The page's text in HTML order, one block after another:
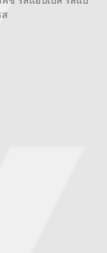
ส
มันปลา